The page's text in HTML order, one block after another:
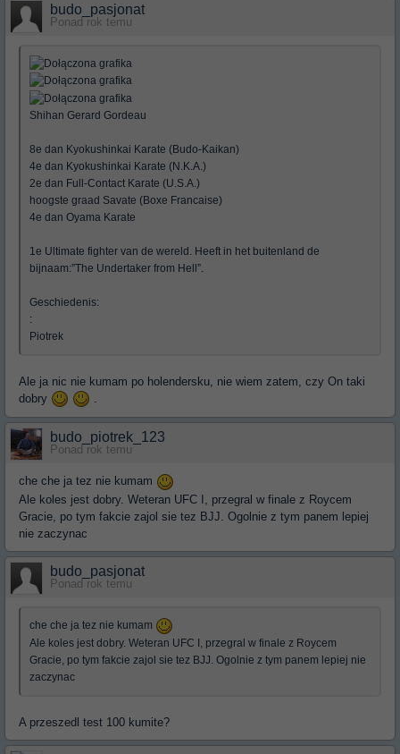
budo_pasjonat
Ponad rok temu
Shihan Gerard Gordeau
8e dan Kyokushinkai Karate (Budo-Kaikan)
4e dan Kyokushinkai Karate (N.K.A.)
2e dan Full-Contact Karate (U.S.A.)
hoogste graad Savate (Boxe Francaise)
4e dan Oyama Karate
1e Ultimate fighter van de wereld. Heeft in het buitenland de
bijnaam:”The Undertaker from Hell”.
Geschiedenis:
:
Piotrek
Ale ja nic nie kumam po holendersku, nie wiem zatem, czy On taki
dobry
budo_piotrek_123
Ponad rok temu
che che ja tez nie kumam
Ale koles jest dobry. Weteran UFC I, przegral w finale z Roycem
Gracie, po tym fakcie zajol sie tez BJJ. Ogolnie z tym panem lepiej
nie zaczynac
budo_pasjonat
Ponad rok temu
che che ja tez nie kumam
Ale koles jest dobry. Weteran UFC I, przegral w finale z Roycem
Gracie, po tym fakcie zajol sie tez BJJ. Ogolnie z tym panem lepiej nie
zaczynac
A przeszedl test 100 kumite?